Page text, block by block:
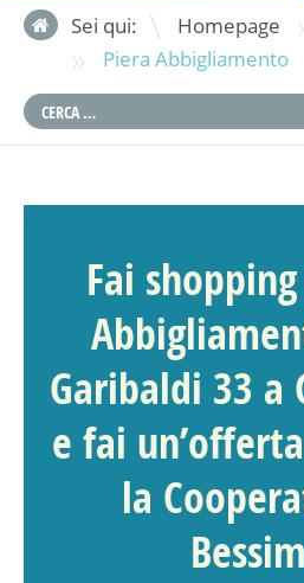
Sei qui: Homepage
» Piera Abbigliamento
Fai
Garibaldi 33 a
e fai
la